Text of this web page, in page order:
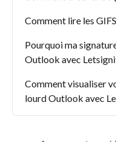
Comment lire les
Pourquoi ma
Outlook avec
Comment visualiser
lourd Outlook avec